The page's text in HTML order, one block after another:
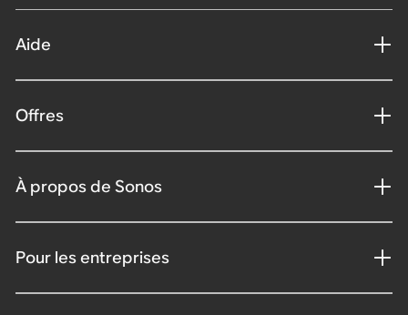
Aide
Offres
À propos de Sonos
Pour les entreprises